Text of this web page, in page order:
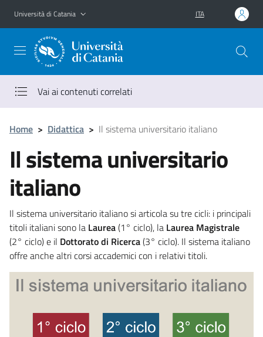
Vai al contenuto principale
Vai al menu di navigazione
Università di Catania ITA
Vai ai contenuti correlati
Home > Didattica > Il sistema universitario italiano
Il sistema universitario
italiano
Il sistema universitario italiano si articola su tre cicli: i principali
titoli italiani sono la Laurea(1° ciclo), la Laurea Magistrale
(2° ciclo) e il Dottorato di Ricerca(3° ciclo). Il sistema italiano
offre anche altri corsi accademici con i relativi titoli.